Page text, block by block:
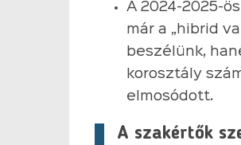
A 2024-2025-
már a „hibrid
beszélünk,
korosztály
elmosódott.
A szakértők